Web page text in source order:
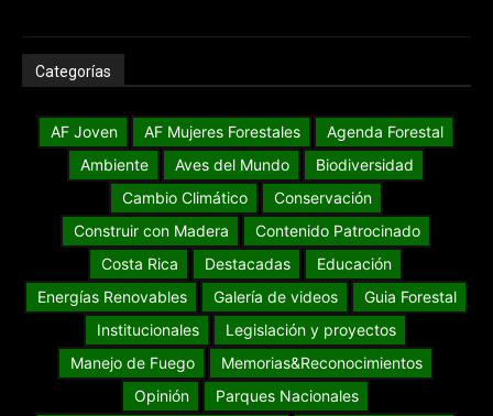
Categorías
AF Joven AF Mujeres Forestales
Agenda Forestal
Ambiente
Aves del Mundo
Biodiversidad
Cambio Climático
Conservación
Construir con Madera
Contenido Patrocinado
Costa Rica
Destacadas
Educación
Energías Renovables
Galería de videos
Guia Forestal
Institucionales
Legislación y proyectos
Manejo de Fuego
Memorias&Reconocimientos
Opinión
Parques Nacionales